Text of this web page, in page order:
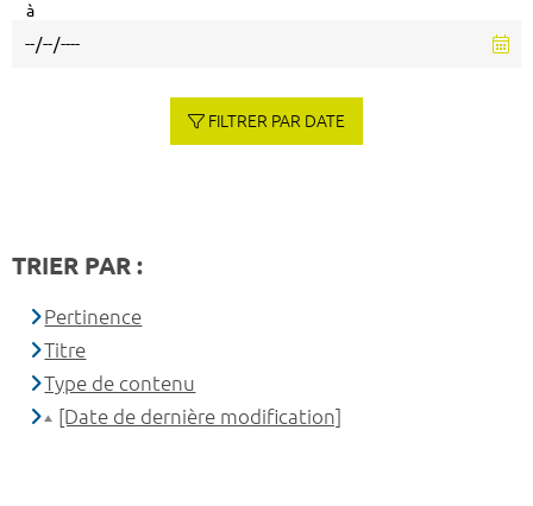
à
FILTRER PAR DATE
TRIER PAR :
Pertinence
Titre
Type de contenu
[Date de dernière modification]